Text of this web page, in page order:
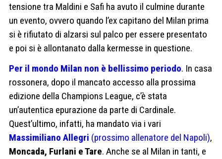
tensione tra Maldini e Safi ha avuto il culmine durante
un evento, ovvero quando l’ex capitano del Milan prima
si è rifiutato di alzarsi sul palco per essere presentato
e poi si è allontanato dalla kermesse in questione.
Per il mondo Milan non è bellissimo periodo. In casa
rossonera, dopo il mancato accesso alla prossima
edizione della Champions League, c’è stata
un’autentica epurazione da parte di Cardinale.
Quest’ultimo, infatti, ha mandato via i vari
Massimiliano Allegri (prossimo allenatore del Napoli),
Moncada, Furlani e Tare. Anche se al Milan in tanti, e